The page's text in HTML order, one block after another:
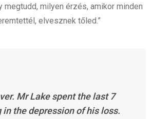
megtudd, milyen érzés, amikor minden
elvesznek tőled.”
Mr Lake spent the last 7
in the depression of his loss.